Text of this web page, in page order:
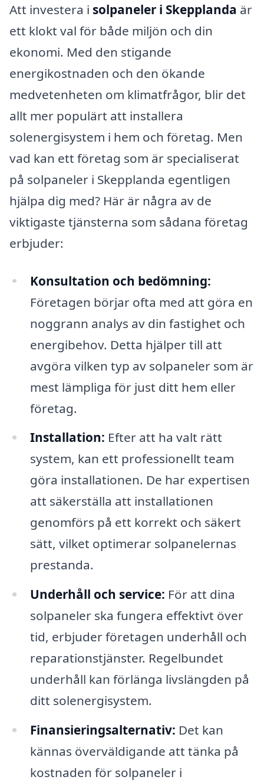
Att investera i solpaneler i Skepplanda är
ett klokt val för både miljön och din
ekonomi. Med den stigande
energikostnaden och den ökande
medvetenheten om klimatfrågor, blir det
allt mer populärt att installera
solenergisystem i hem och företag. Men
vad kan ett företag som är specialiserat
på solpaneler i Skepplanda egentligen
hjälpa dig med? Här är några av de
viktigaste tjänsterna som sådana företag
erbjuder:
Konsultation och bedömning:
Företagen börjar ofta med att göra en
noggrann analys av din fastighet och
energibehov. Detta hjälper till att
avgöra vilken typ av solpaneler som är
mest lämpliga för just ditt hem eller
företag.
Installation: Efter att ha valt rätt
system, kan ett professionellt team
göra installationen. De har expertisen
att säkerställa att installationen
genomförs på ett korrekt och säkert
sätt, vilket optimerar solpanelernas
prestanda.
Underhåll och service: För att dina
solpaneler ska fungera effektivt över
tid, erbjuder företagen underhåll och
reparationstjänster. Regelbundet
underhåll kan förlänga livslängden på
ditt solenergisystem.
Finansieringsalternativ: Det kan
kännas överväldigande att tänka på
kostnaden för solpaneler i